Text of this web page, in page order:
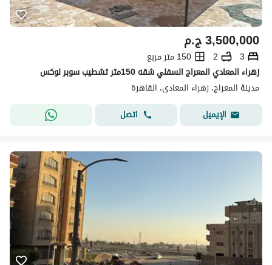
ج.م3,500,000
3
2
150 متر مربع
زهراء المعادي المعراج السفلي شقه 150متر تشطيب سوبر لوكس
مدينة المعراج، زهراء المعادى، القاهرة
الإيميل
اتصل